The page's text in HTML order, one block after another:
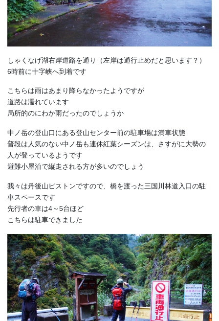
しゃくなげ湖右岸道路を通り（左岸は通行止めだと思います？）
6時前に十字峡へ到着です
こちらは雨はあまり降らなかったようですが
道路は濡れています
局所的のにわか雨だったのでしょうか
中ノ岳の登山口にある登山センター前の駐車場は満車状態
普段は人気のない中ノ岳も連休紅葉シーズンは、さすがに大勢の
人が登っているようです
避難小屋泊で縦走される方が多いのでしょう
我々は丹後山ピストンですので、橋を渡った三国川林道入口の駐
車スペースです
先行者の車は4～5台ほど
こちらは駐車できました